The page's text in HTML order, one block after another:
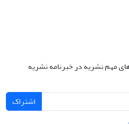
مهم نشریه در خبرنامه نشریه
اشتراک